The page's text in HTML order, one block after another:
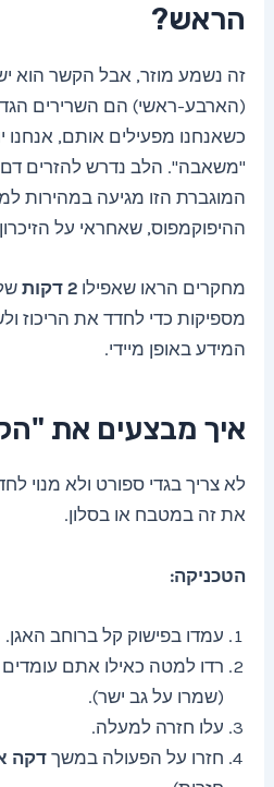
הראש?
זה נשמע מוזר, אבל הקשר הוא
(הארבע-ראשי) הם השרירים
כשאנחנו מפעילים אותם, אנחנו
"משאבה". הלב נדרש להזרים דם
המוגברת הזו מגיעה במהירות
ההיפוקמפוס, שאחראי על
מחקרים הראו שאפילו2 דקות
מספיקות כדי לחדד את הריכוז
המידע באופן מיידי.
איך מבצעים את
לא צריך בגדי ספורט ולא מנוי
את זה במטבח או בסלון.
הטכניקה:
עמדו בפישוק קל ברוחב האגן.
רדו למטה כאילו אתם עומדים
(שמרו על גב ישר).
עלו חזרה למעלה.
חזרו על הפעולה במשךדקה